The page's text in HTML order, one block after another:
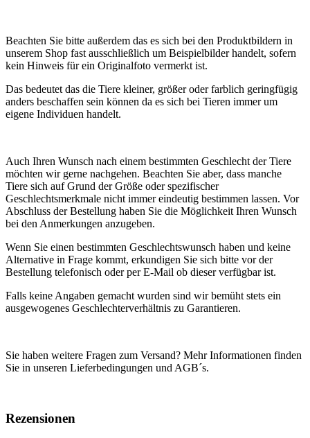
Beachten Sie bitte außerdem das es sich bei den Produktbildern in
unserem Shop fast ausschließlich um Beispielbilder handelt, sofern
kein Hinweis für ein Originalfoto vermerkt ist.
Das bedeutet das die Tiere kleiner, größer oder farblich geringfügig
anders beschaffen sein können da es sich bei Tieren immer um
eigene Individuen handelt.
Auch Ihren Wunsch nach einem bestimmten Geschlecht der Tiere
möchten wir gerne nachgehen. Beachten Sie aber, dass manche
Tiere sich auf Grund der Größe oder spezifischer
Geschlechtsmerkmale nicht immer eindeutig bestimmen lassen. Vor
Abschluss der Bestellung haben Sie die Möglichkeit Ihren Wunsch
bei den Anmerkungen anzugeben.
Wenn Sie einen bestimmten Geschlechtswunsch haben und keine
Alternative in Frage kommt, erkundigen Sie sich bitte vor der
Bestellung telefonisch oder per E-Mail ob dieser verfügbar ist.
Falls keine Angaben gemacht wurden sind wir bemüht stets ein
ausgewogenes Geschlechterverhältnis zu Garantieren.
Sie haben weitere Fragen zum Versand? Mehr Informationen finden
Sie in unseren Lieferbedingungen und AGB´s.
Rezensionen